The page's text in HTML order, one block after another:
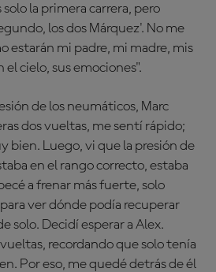
la primera carrera, pero
los dos Márquez'. No me
estarán mi padre, mi madre, mis
cielo, sus emociones".
de los neumáticos, Marc
dos vueltas, me sentí rápido;
bien. Luego, vi que la presión de
en el rango correcto, estaba
a frenar más fuerte, solo
ver dónde podía recuperar
solo. Decidí esperar a Alex.
recordando que solo tenía
Por eso, me quedé detrás de él